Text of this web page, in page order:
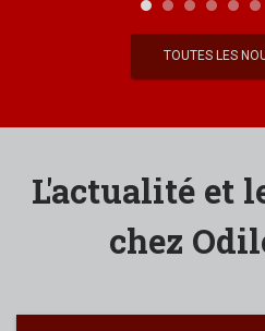
TOUTES LES
L'actualité et
chez